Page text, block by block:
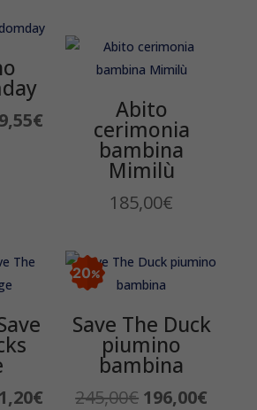
è:
167,20€.
€Il
prezzo
attuale
Abito
cerimonia
bambina
Mimilù
185,00€
€Il
20
Save The Duck
piumino
bambina
245,00€ Il
196,00€